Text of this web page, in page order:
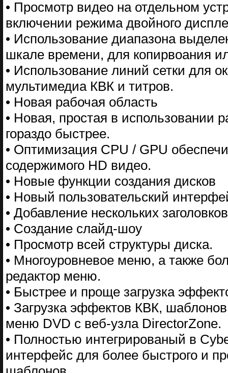
• Просмотр видео на отдельном
включении режима двойного
• Использование диапазона
шкале времени, для копирвоания
• Использование линий сетки для
мультимедиа КВК и титров.
• Новая рабочая область
• Новая, простая в использовании
гораздо быстрее.
• Оптимизация CPU / GPU
содержимого HD видео.
• Новые функции создания дисков
• Новый пользовательский
• Добавление нескольких
• Создание слайд-шоу
• Просмотр всей структуры диска.
• Многоуровневое меню, а также
редактор меню.
• Быстрее и проще загрузка
• Загрузка эффектов КВК,
меню DVD с веб-узла DirectorZone.
• Полностью интегрированый в
интерфейс для более быстрого и